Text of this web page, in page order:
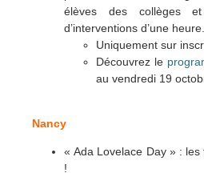
élèves des collèges
d’interventions d’une heure.
Uniquement sur
Découvrez le
au vendredi 19
Nancy
« Ada Lovelace Day » :
!